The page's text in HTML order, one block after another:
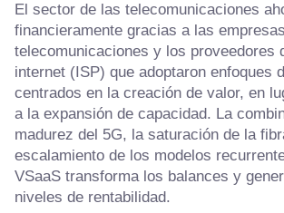
El sector de las telecomunicaciones
financieramente gracias a las
telecomunicaciones y los proveedores
internet (ISP) que adoptaron enfoques
centrados en la creación de valor, en
a la expansión de capacidad. La
madurez del 5G, la saturación de la
escalamiento de los modelos
VSaaS transforma los balances y
niveles de rentabilidad.